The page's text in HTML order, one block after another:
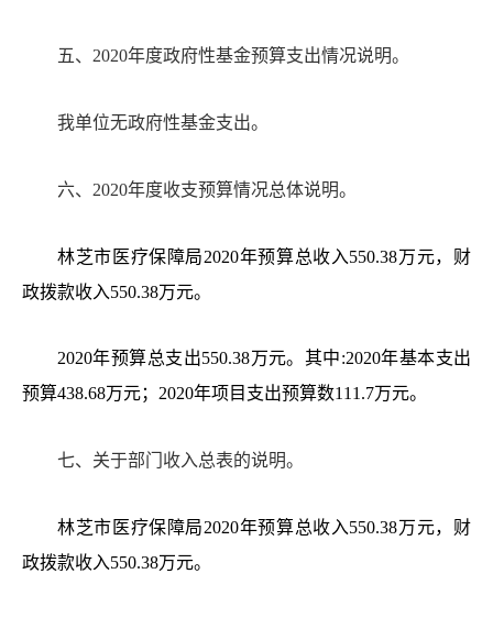
五、 2020年度政府性基金预算支出情况说明。
我单位无政府性基金支出。
六、 2020年度收支预算情况总体说明。
林芝市医疗保障局2020年预算总收入550.38万元，财
政拨款收入550.38万元。
2020年预算总支出550.38万元。其中:2020年基本支出
预算438.68万元；2020年项目支出预算数111.7万元。
七、关于部门收入总表的说明。
林芝市医疗保障局2020年预算总收入550.38万元，财
政拨款收入550.38万元。